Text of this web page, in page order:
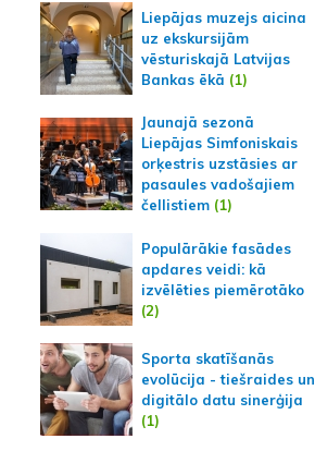
Liepājas muzejs aicina
uz ekskursijām
vēsturiskajā Latvijas
Bankas ēkā (1)
Jaunajā sezonā
Liepājas Simfoniskais
orķestris uzstāsies ar
pasaules vadošajiem
čellistiem(1)
Populārākie fasādes
apdares veidi: kā
izvēlēties piemērotāko
(2)
Sporta skatīšanās
evolūcija - tiešraides un
digitālo datu sinerģija
(1)